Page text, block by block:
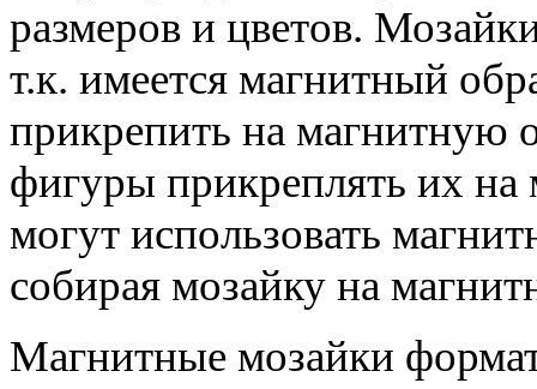
размеров и цветов.
т.к. имеется магнитный
прикрепить на магнитную
фигуры прикреплять их на
могут использовать
собирая мозайку на
Магнитные мозайки